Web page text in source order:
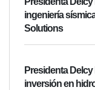
ingeniería
Solutions
Presidenta
inversión en